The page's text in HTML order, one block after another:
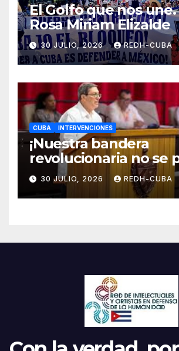
El Golfo que nos
Rosa Miriam Elizalde
30 JULIO, 2026 REDH-CUBA
CUBA INTERVENCIONES
¡Nuestra bandera
revolucionaria no se
jamás! Por Bruno
Parrilla
30 JULIO, 2026 REDH-CUBA